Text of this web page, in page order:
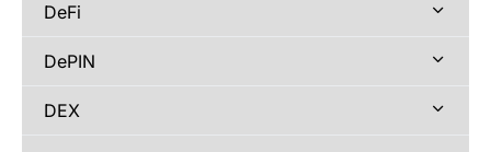
DeFi
DePIN
DEX